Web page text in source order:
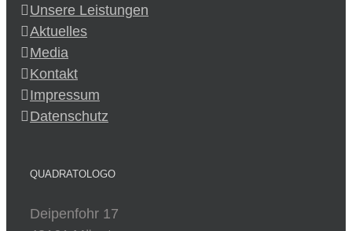
Unsere Leistungen
Aktuelles
Media
Kontakt
Impressum
Datenschutz
QUADRATOLOGO
Deipenfohr 17